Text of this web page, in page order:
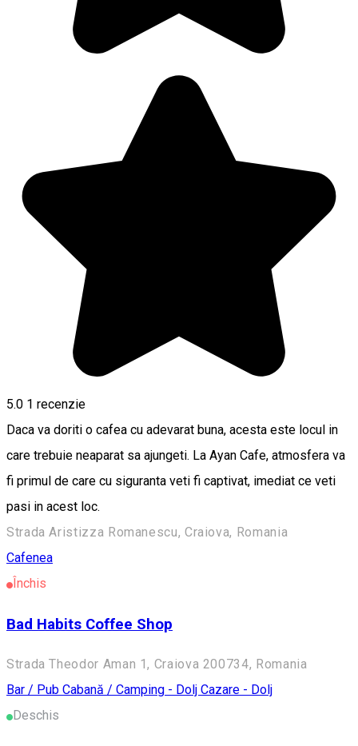
5.0 1 recenzie
Daca va doriti o cafea cu adevarat buna, acesta este locul in
care trebuie neaparat sa ajungeti. La Ayan Cafe, atmosfera va
fi primul de care cu siguranta veti fi captivat, imediat ce veti
pasi in acest loc.
Strada Aristizza Romanescu, Craiova, Romania
Cafenea
Închis
Bad Habits Coffee Shop
Strada Theodor Aman 1, Craiova 200734, Romania
Bar / Pub Cabană / Camping - Dolj Cazare - Dolj
Deschis